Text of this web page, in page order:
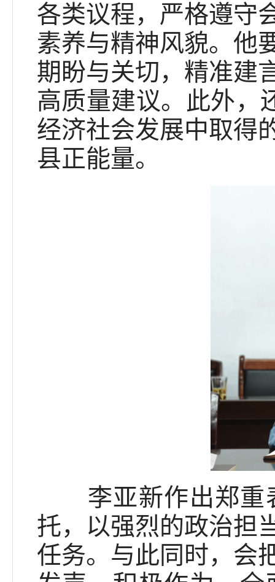
各类议程，严格遵守
素养与精神风貌。他
期盼与关切，精准建
高质量建议。此外，
经济社会发展中取得
县正能量。
李亚新作出郑重表
托，以强烈的政治担
任务。与此同时，会